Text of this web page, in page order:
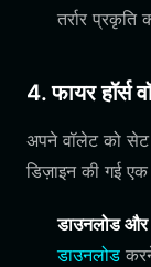
तर्रार
4. फायर हॉर्स
अपने वॉलेट को सेट
डिज़ाइन की गई एक
डाउनलोड
डाउनलोड